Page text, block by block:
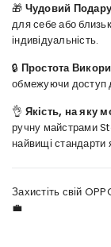
🎁 Чудовий
для себе або
індивідуальність.
🔒 Простота
обмежуючи доступ
👌 Якість, на яку
ручну майстрами
найвищі стандарти
Захистіть свій
💼